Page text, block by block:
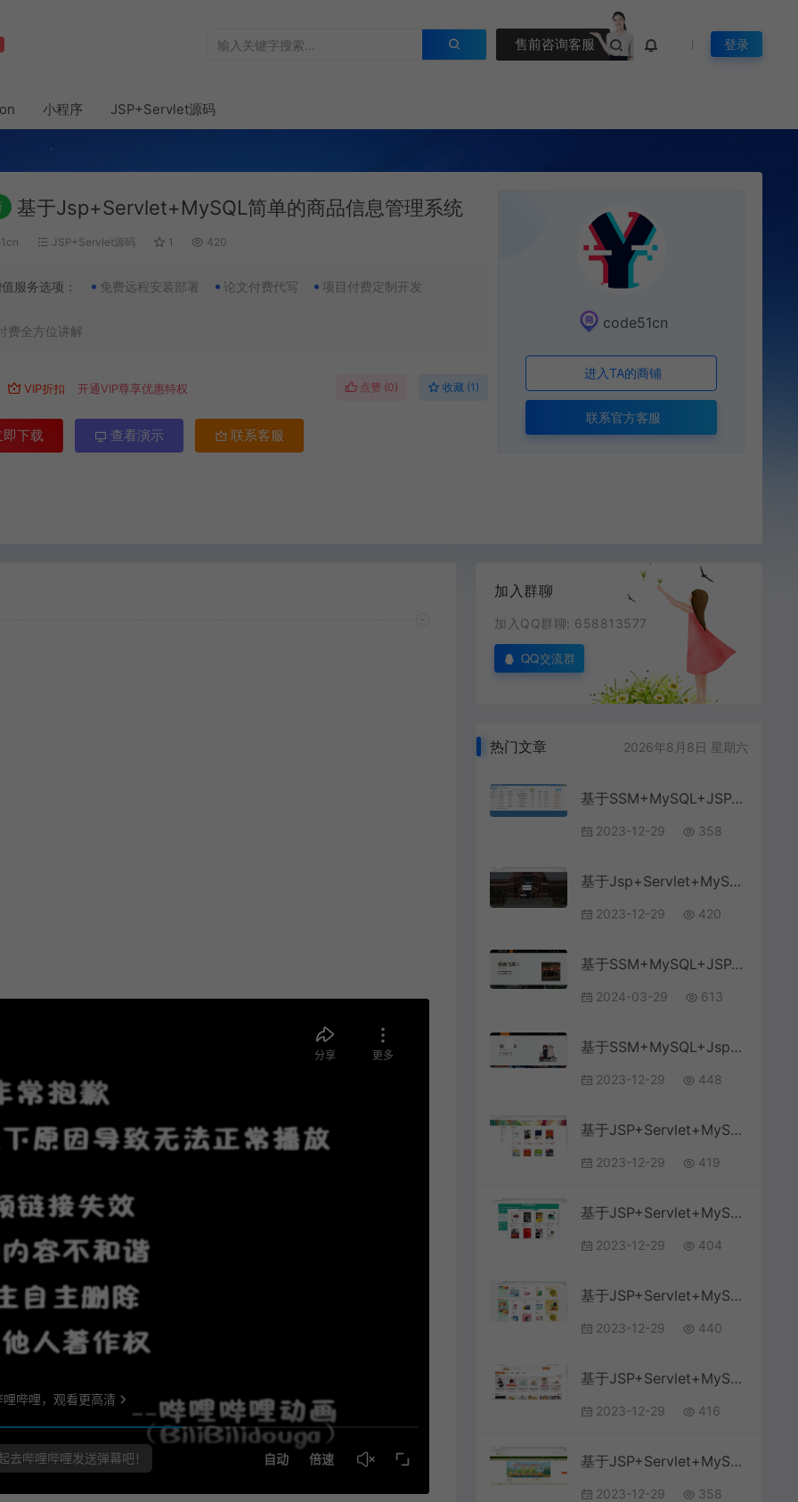
售前咨询客服 登录
小程序 JSP+Servlet源码
基于Jsp+Servlet+MySQL简单的商品信息管理系统
JSP+Servlet源码 1 420
服务选项： 免费远程安装部署 论文付费代写 项目付费定制开发
费全方位讲解
VIP折扣 开通VIP尊享优惠特权 点赞 (0) 收藏 (1)
即下载 查看演示 联系客服
code51cn
进入TA的商铺
联系官方客服
加入群聊
加入QQ群聊: 658813577
QQ交流群
热门文章 2026年8月8日 星期六
基于SSM+MySQL+JSP+Bootstrap的超市订单管理系统
2023-12-29 358
基于Jsp+Servlet+MySQL简单的商品信息管理系统
2023-12-29 420
基于SSM+MySQL+JSP+Bootstrap的实现的游戏商城系统
2024-03-29 613
基于SSM+MySQL+Jsp+Bootstrap的在线图书销售管理系统
2023-12-29 448
基于JSP+Servlet+MySQL+Css+Ajax的在线网上电子图书商城
2023-12-29 419
基于JSP+Servlet+MySQL的图书商城系统
2023-12-29 404
基于JSP+Servlet+MySQL+的在线购物电子商务商城系统
2023-12-29 440
基于JSP+Servlet+MySQL简单的购物商城系统
2023-12-29 416
基于JSP+Servlet+MySQL的网上图书商城系统
2023-12-29 358